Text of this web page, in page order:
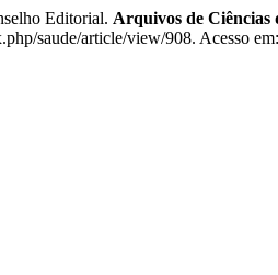
Editorial. Arquivos de
saude/article/view/908. Acesso